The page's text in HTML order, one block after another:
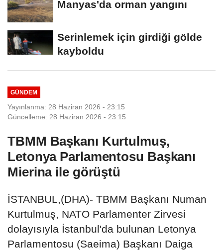
Manyas'da orman yangını
Serinlemek için girdiği gölde
kayboldu
GÜNDEM
Yayınlanma: 28 Haziran 2026 - 23:15
Güncelleme: 28 Haziran 2026 - 23:15
TBMM Başkanı Kurtulmuş,
Letonya Parlamentosu Başkanı
Mierina ile görüştü
İSTANBUL,(DHA)- TBMM Başkanı Numan
Kurtulmuş, NATO Parlamenter Zirvesi
dolayısıyla İstanbul'da bulunan Letonya
Parlamentosu (Saeima) Başkanı Daiga